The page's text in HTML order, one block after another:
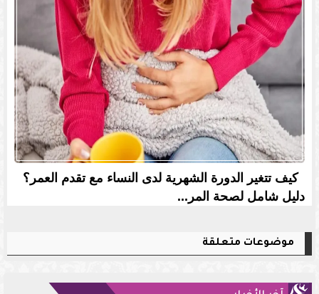
كيف تتغير الدورة الشهرية لدى النساء مع تقدم العمر؟
دليل شامل لصحة المر...
موضوعات متعلقة